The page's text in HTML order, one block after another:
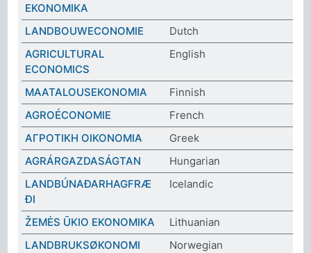
EKONOMIKA
LANDBOUWECONOMIE
Dutch
AGRICULTURAL
ECONOMICS
English
MAATALOUSEKONOMIA
Finnish
AGROÉCONOMIE
French
ΑΓΡΟΤΙΚΗ ΟΙΚΟΝΟΜΙΑ
Greek
AGRÁRGAZDASÁGTAN
Hungarian
LANDBÚNAÐARHAGFRÆ
ÐI
Icelandic
ŽEMĖS ŪKIO EKONOMIKA
Lithuanian
LANDBRUKSØKONOMI
Norwegian